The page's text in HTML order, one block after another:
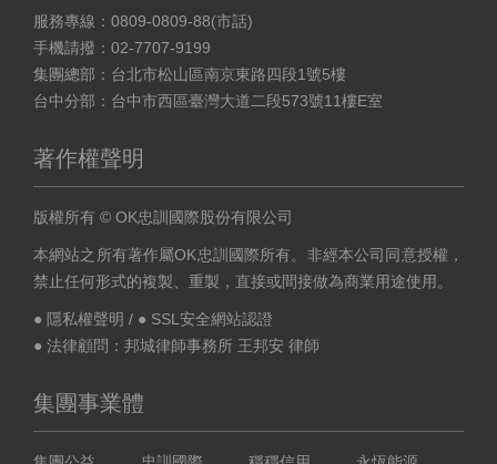
服務專線：0809-0809-88(市話)
手機請撥：02-7707-9199
集團總部：台北市松山區南京東路四段1號5樓
台中分部：台中市西區臺灣大道二段573號11樓E室
著作權聲明
版權所有 © OK忠訓國際股份有限公司
本網站之所有著作屬OK忠訓國際所有。非經本公司同意授權，
禁止任何形式的複製、重製，直接或間接做為商業用途使用。
● 隱私權聲明 / ● SSL安全網站認證
● 法律顧問：邦城律師事務所 王邦安 律師
集團事業體